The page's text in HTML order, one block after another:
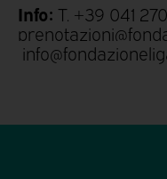
Info: T. +39 041